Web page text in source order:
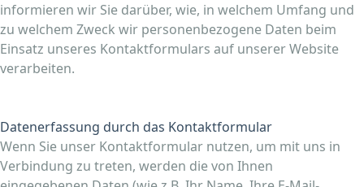
informieren wir Sie darüber, wie, in welchem Umfang und
zu welchem Zweck wir personenbezogene Daten beim
Einsatz unseres Kontaktformulars auf unserer Website
verarbeiten.
Datenerfassung durch das Kontaktformular
Wenn Sie unser Kontaktformular nutzen, um mit uns in
Verbindung zu treten, werden die von Ihnen